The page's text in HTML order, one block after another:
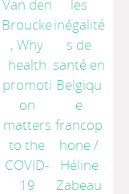
Van den
Broucke
, Why
health
promoti
on
matters
to the
COVID-
19
les
inégalité
s de
santé en
Belgiqu
e
francop
hone/
Héline
Zabeau